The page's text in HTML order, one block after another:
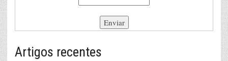
Artigos recentes